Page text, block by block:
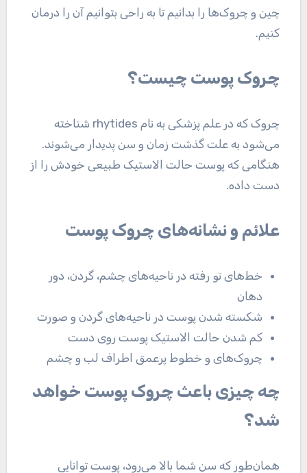
چین و چروک‌ها را بدانیم تا به راحی بتوانیم آن را درمان
کنیم.
چروک پوست چیست؟
چروک که در علم پزشکی به نام rhytides شناخته
می‌شود به علت گذشت زمان و سن پدیدار می‌شوند.
هنگامی که پوست حالت الاستیک طبیعی خودش را از
دست داده.
علائم و نشانه‌های چروک پوست
خط‌های تو رفته در ناحیه‌های چشم، گردن، دور
دهان
شکسته شدن پوست در ناحیه‌های گردن و صورت
کم شدن حالت الاستیک پوست روی دست
چروک‌های و خطوط پرعمق اطراف لب و چشم
چه چیزی باعث چروک پوست خواهد
شد؟
همان‌طور که سن شما بالا می‌رود، پوست توانایی